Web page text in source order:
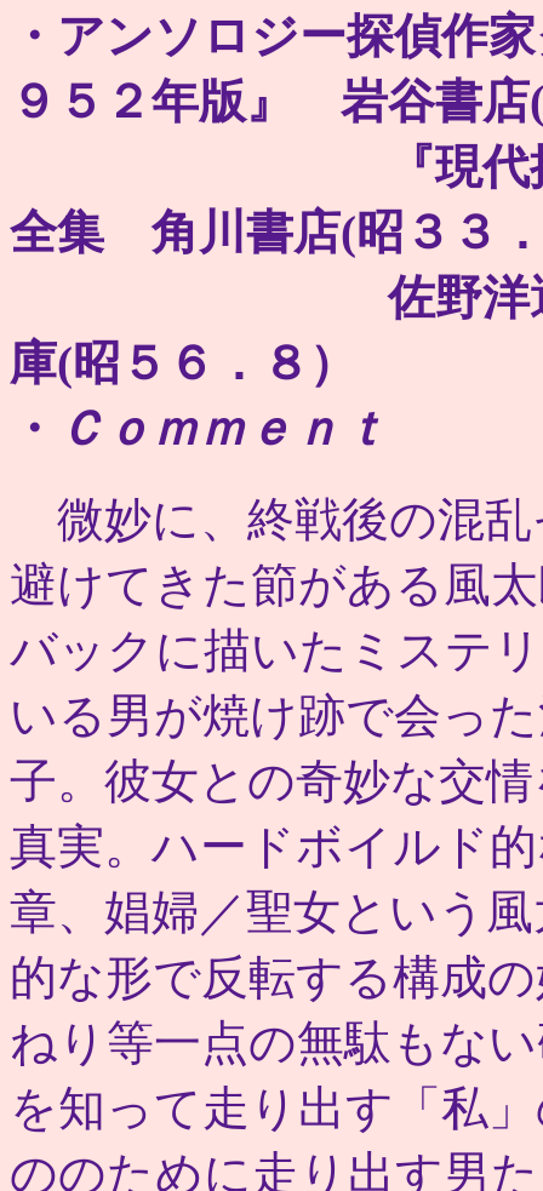
・アンソロジー探偵作
９５２年版』 岩谷書店
『現代推理小
全集 角川書店(昭３３
佐野洋選『最
庫(昭５６．８）
・
Ｃｏｍｍｅｎｔ
微妙に、終戦後の混
避けてきた節がある風
バックに描いたミステ
いる男が焼け跡で会っ
子。彼女との奇妙な交
真実。ハードボイルド
章、娼婦／聖女という
的な形で反転する構成
ねり等一点の無駄もな
を知って走り出す「私
ののために走り出す男